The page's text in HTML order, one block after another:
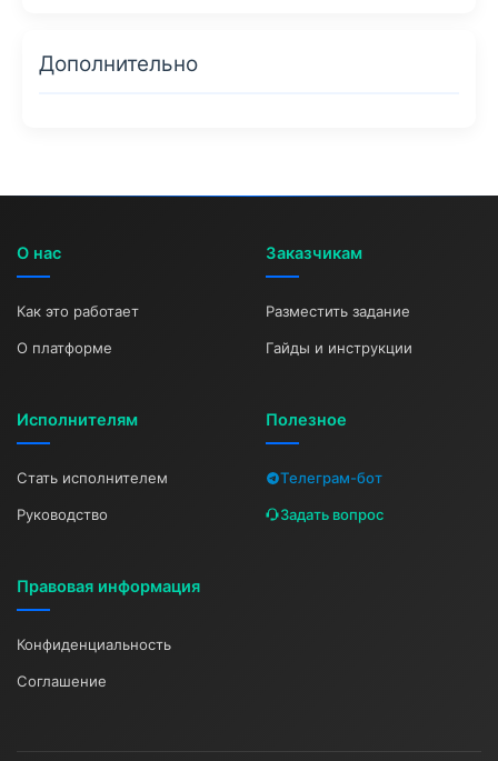
Дополнительно
О нас
Как это работает
О платформе
Заказчикам
Разместить задание
Гайды и инструкции
Исполнителям
Стать исполнителем
Руководство
Полезное
Телеграм-бот
Задать вопрос
Правовая информация
Конфиденциальность
Соглашение